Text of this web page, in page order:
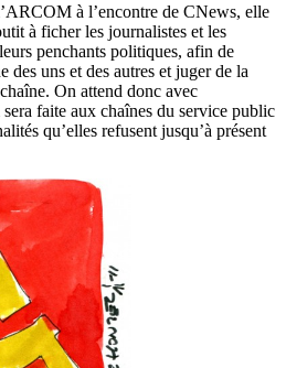
à l’encontre de CNews, elle
à ficher les journalistes et les
penchants politiques, afin de
des uns et des autres et juger de la
On attend donc avec
faite aux chaînes du service public
qu’elles refusent jusqu’à présent